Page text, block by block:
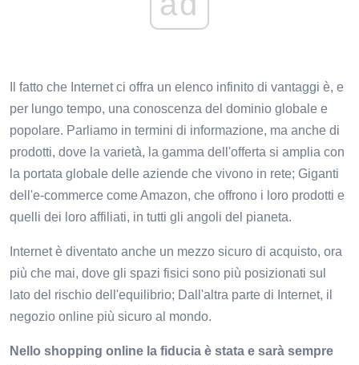
Il fatto che Internet ci offra un elenco infinito di vantaggi è, e
per lungo tempo, una conoscenza del dominio globale e
popolare. Parliamo in termini di informazione, ma anche di
prodotti, dove la varietà, la gamma dell'offerta si amplia con
la portata globale delle aziende che vivono in rete; Giganti
dell'e-commerce come Amazon, che offrono i loro prodotti e
quelli dei loro affiliati, in tutti gli angoli del pianeta.
Internet è diventato anche un mezzo sicuro di acquisto, ora
più che mai, dove gli spazi fisici sono più posizionati sul
lato del rischio dell'equilibrio; Dall'altra parte di Internet, il
negozio online più sicuro al mondo.
Nello shopping online la fiducia è stata e sarà sempre